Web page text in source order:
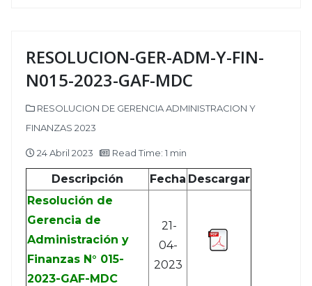
RESOLUCION-GER-ADM-Y-FIN-
N015-2023-GAF-MDC
RESOLUCION DE GERENCIA ADMINISTRACION Y
FINANZAS 2023
24 Abril 2023 Read Time: 1 min
Descripción Fecha Descargar
Resolución de
Gerencia de
Administración y
Finanzas N° 015-
2023-GAF-MDC
21-
04-
2023